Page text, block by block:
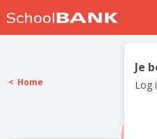
Meld je
Je
Log
Home